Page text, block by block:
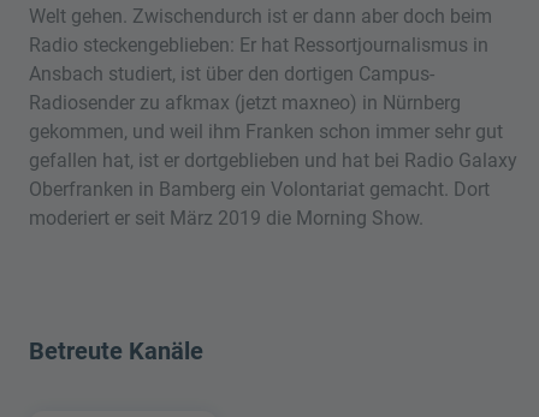
Welt gehen. Zwischendurch ist er dann aber doch beim
Radio steckengeblieben: Er hat Ressortjournalismus in
Ansbach studiert, ist über den dortigen Campus-
Radiosender zu afkmax (jetzt maxneo) in Nürnberg
gekommen, und weil ihm Franken schon immer sehr gut
gefallen hat, ist er dortgeblieben und hat bei Radio Galaxy
Oberfranken in Bamberg ein Volontariat gemacht. Dort
moderiert er seit März 2019 die Morning Show.
Betreute Kanäle